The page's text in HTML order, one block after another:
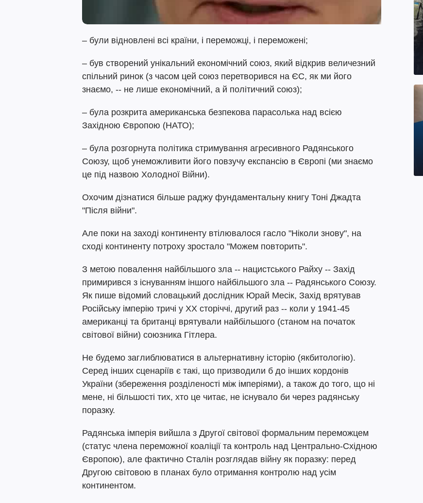
– були відновлені всі країни, і переможці, і переможені;
– був створений унікальний економічний союз, який відкрив величезний
спільний ринок (з часом цей союз перетворився на ЄС, як ми його
знаємо, -- не лише економічний, а й політичний союз);
– була розкрита американська безпекова парасолька над всією
Західною Європою (НАТО);
– була розгорнута політика стримування агресивного Радянського
Союзу, щоб унеможливити його повзучу експансію в Європі (ми знаємо
це під назвою Холодної Війни).
Охочим дізнатися більше раджу фундаментальну книгу Тоні Джадта
"Після війни".
Але поки на заході континенту втілювалося гасло "Ніколи знову", на
сході континенту потроху зростало "Можем повторить".
З метою повалення найбільшого зла -- нацистського Райху -- Захід
примирився з існуванням іншого найбільшого зла -- Радянського Союзу.
Як пише відомий словацький дослідник Юрай Месік, Захід врятував
Російську імперію тричі у ХХ сторіччі, другий раз -- коли у 1941-45
американці та британці врятували найбільшого (станом на початок
світової війни) союзника Гітлера.
Не будемо заглиблюватися в альтернативну історію (якбитологію).
Серед інших сценаріїв є такі, що призводили б до інших кордонів
України (збереження розділеності між імперіями), а також до того, що ні
мене, ні більшості тих, хто це читає, не існувало би через радянську
поразку.
Радянська імперія вийшла з Другої світової формальним переможцем
(статус члена переможної коаліції та контроль над Центрально-Східною
Європою), але фактично Сталін розглядав війну як поразку: перед
Другою світовою в планах було отримання контролю над усім
континентом.